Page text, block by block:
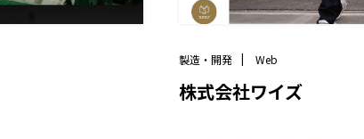
製造・開発 Web
株式会社ワイズ